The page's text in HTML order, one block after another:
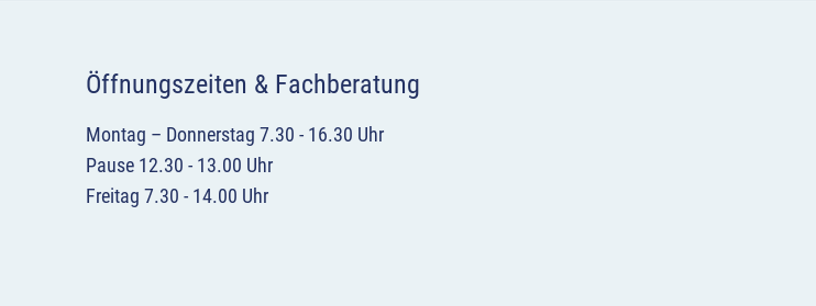
Öffnungszeiten & Fachberatung
Montag – Donnerstag 7.30 - 16.30 Uhr
Pause 12.30 - 13.00 Uhr
Freitag 7.30 - 14.00 Uhr